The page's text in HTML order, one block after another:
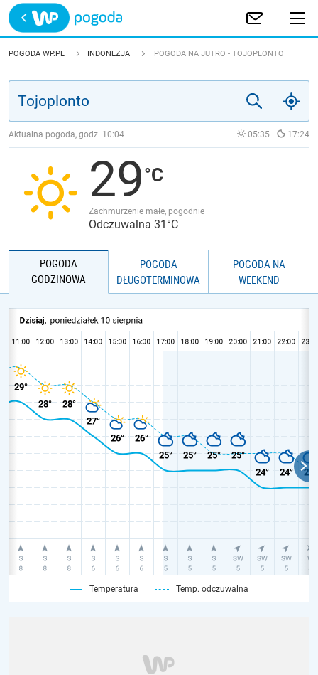
Trwa ładowanie
POLSKA
JAKOŚĆ POWIETRZA
POGODA WP.PL INDONEZJA POGODA NA JUTRO - TOJOPLONTO
Aktualna pogoda, godz. 10:04 05:35 17:24
29
Zachmurzenie małe, pogodnie
Odczuwalna 31°C
POGODA
GODZINOWA
POGODA
DŁUGOTERMINOWA
POGODA NA
WEEKEND
Temperatura Temp. odczuwalna